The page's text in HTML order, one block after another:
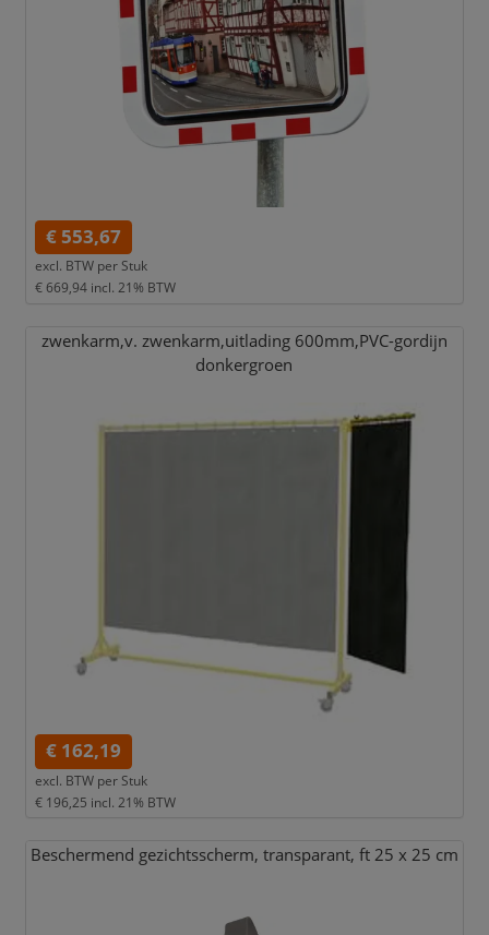
€ 553,67
excl. BTW per Stuk
€ 669,94 incl. 21% BTW
zwenkarm,v. zwenkarm,uitlading 600mm,PVC-gordijn
donkergroen
€ 162,19
excl. BTW per Stuk
€ 196,25 incl. 21% BTW
Beschermend gezichtsscherm, transparant, ft 25 x 25 cm